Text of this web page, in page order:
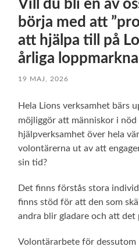
Vill du bli en av
börja med att
att hjälpa till på
årliga
19 MAJ, 2026
Hela Lions verksamhet bärs
möjliggör att människor i nöd
hjälpverksamhet över hela
volontärerna ut av att
sin tid?
Det finns förstås stora
finns stöd för att den som
andra blir gladare och att det
Volontärarbete för dessutom